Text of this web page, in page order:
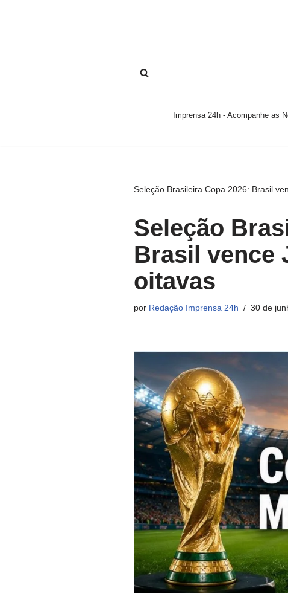
Imprensa 24h - Acompanhe as
Seleção Brasileira Copa 2026: Brasil
Seleção
Brasil vence
oitavas
por Redação Imprensa 24h 30 de